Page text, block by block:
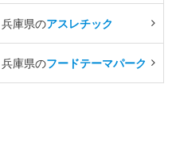
兵庫県のアスレチック
兵庫県のフードテーマパーク